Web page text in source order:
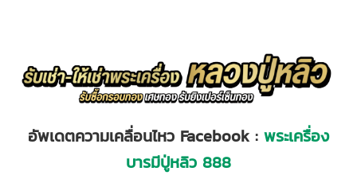
อัพเดตความเคลื่อนไหว Facebook : พระเครื่อง
บารมีปู่หลิว 888